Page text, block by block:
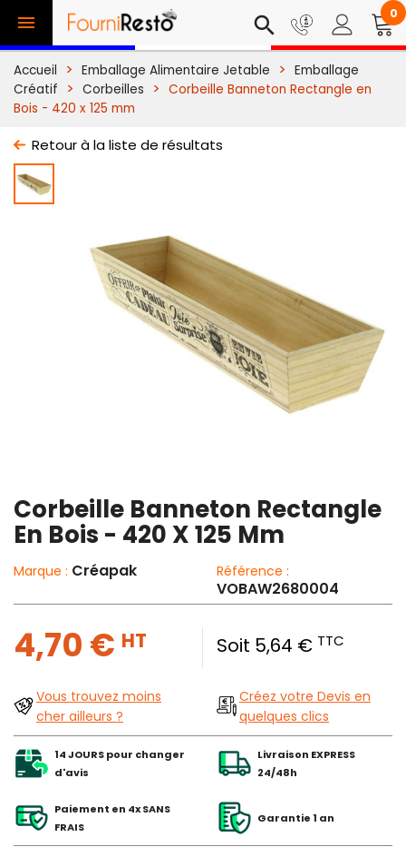
 search 0
Accueil Emballage Alimentaire Jetable
Emballage
Créatif
Corbeilles
Corbeille Banneton Rectangle en
Bois - 420 x 125 mm
Retour à la liste de résultats
Corbeille Banneton Rectangle
En Bois - 420 X 125 Mm
Marque : Créapak Référence :
VOBAW2680004
4,70 € HT Soit 5,64 € TTC
Vous trouvez moins
cher ailleurs ?
Créez votre Devis en
quelques clics
14 JOURS pour changer
d'avis
Livraison EXPRESS
24/48h
Paiement en 4x SANS
FRAIS
Garantie 1 an